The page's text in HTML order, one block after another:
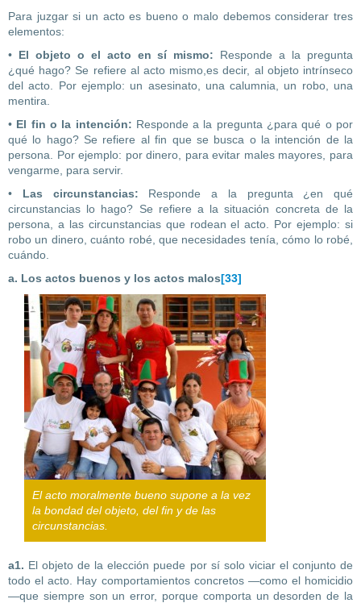
Para juzgar si un acto es bueno o malo debemos considerar tres
elementos:
• El objeto o el acto en sí mismo: Responde a la pregunta
¿qué hago? Se refiere al acto mismo,es decir, al objeto intrínseco
del acto. Por ejemplo: un asesinato, una calumnia, un robo, una
mentira.
• El fin o la intención: Responde a la pregunta ¿para qué o por
qué lo hago? Se refiere al fin que se busca o la intención de la
persona. Por ejemplo: por dinero, para evitar males mayores, para
vengarme, para servir.
• Las circunstancias: Responde a la pregunta ¿en qué
circunstancias lo hago? Se refiere a la situación concreta de la
persona, a las circunstancias que rodean el acto. Por ejemplo: si
robo un dinero, cuánto robé, que necesidades tenía, cómo lo robé,
cuándo.
a. Los actos buenos y los actos malos[33]
El acto moralmente bueno supone a la vez
la bondad del objeto, del fin y de las
circunstancias.
a1. El objeto de la elección puede por sí solo viciar el conjunto de
todo el acto. Hay comportamientos concretos —como el homicidio
—que siempre son un error, porque comporta un desorden de la